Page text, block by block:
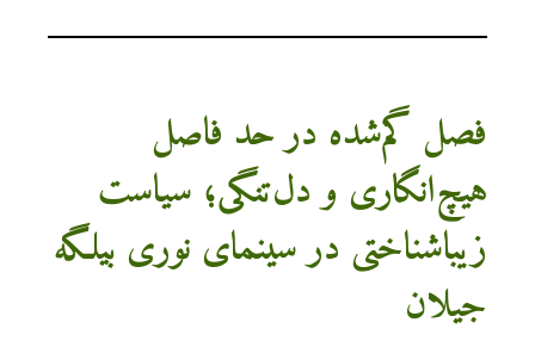
فصل گم‌شده در حد فاصل
هیچ‌انگاری و دل‌تنگی؛ سیاست
زیبا‎شناختی در سینمای نوری بیلگه
جیلان